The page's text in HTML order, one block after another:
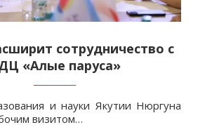
сотрудничество с
«Алые паруса»
и науки Якутии Нюргуна
визитом…